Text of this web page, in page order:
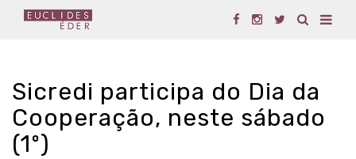
Sicredi participa do Dia da
Cooperação, neste sábado
(1º)